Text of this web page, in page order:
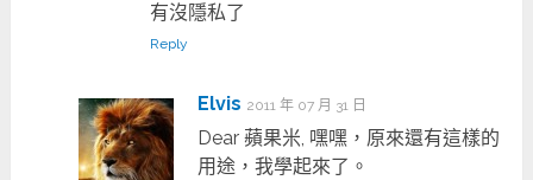
有沒隱私了
Reply
Elvis 2011 年 07 月 31 日
Dear 蘋果米, 嘿嘿，原來還有這樣的
用途，我學起來了。